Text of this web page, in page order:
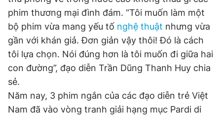
Phó tổng biên tập: Trần Việt Hưng
Tổng thư ký tòa soạn: Đức Trung
Giấy phép xuất bản số 110/GP - BTTTT cấp ngày 24.3.2020
© 2003-2026 Bản quyền thuộc về Báo Thanh Niên. Cấm sao
chép dưới mọi hình thức nếu không có sự chấp thuận bằng văn
bản. Phát triển bởi ePi Technologies, JSC.
phim thương mại đình đám. “Tôi muốn làm một
bộ phim vừa mang yếu tố nghệ thuật nhưng vừa
gần với khán giả. Đơn giản vậy thôi! Đó là cách
tôi lựa chọn. Nói đúng hơn là tôi muốn đi giữa hai
con đường”, đạo diễn Trần Dũng Thanh Huy chia
sẻ.
Năm nay, 3 phim ngắn của các đạo diễn trẻ Việt
Nam đã vào vòng tranh giải hạng mục Pardi di